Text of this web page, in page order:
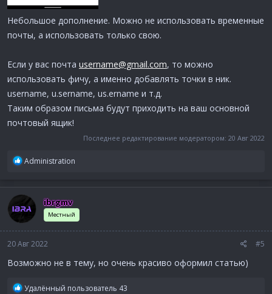
Небольшое дополнение. Можно не использовать временные
почты, а использовать только свою.
Если у вас почта username@gmail.com, то можно
использовать фичу, а именно добавлять точки в ник.
username, u.sername, us.ername и т.д.
Таким образом письма будут приходить на ваш основной
почтовый ящик!
Последнее редактирование модератором: 20 Авг 2022
Р
к
ц
и
и
Administration
ibrgmv
Местный
20 Авг 2022 #5
Возможно не в тему, но очень красиво оформил статью)
Р
Удалённый пользователь 43